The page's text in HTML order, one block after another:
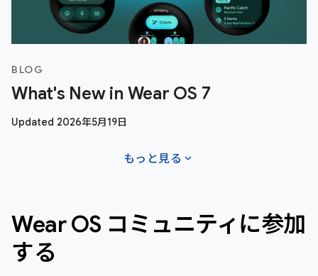
BLOG
What's New in Wear OS 7
Updated 2026年5月19日
もっと見る expand_more
Wear OS コミュニティに参加
する